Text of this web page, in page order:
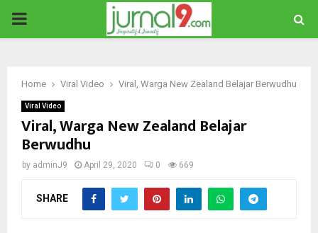
PRIMARY
Home Viral Video Viral, Warga New Zealand Belajar Berwudhu
Viral Video
Viral, Warga New Zealand Belajar
Berwudhu
by adminJ9 April 29, 2020 0 669
SHARE